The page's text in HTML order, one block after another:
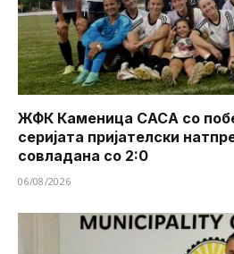
ЖФК Каменица САСА со
серијата пријателски
совладана со 2:0
06/08/2026